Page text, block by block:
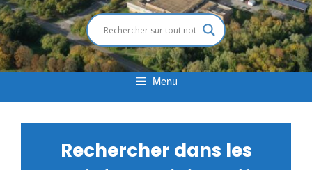
Menu
Rechercher dans les